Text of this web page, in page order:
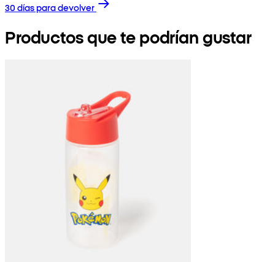
30 días para devolver
Productos que te podrían gustar